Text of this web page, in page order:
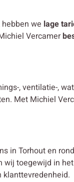
we lage
Vercamer
, ventilatie-,
Met Michiel
in Torhout en
toegewijd in